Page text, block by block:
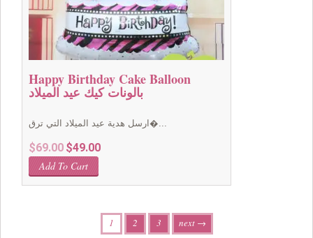
Happy Birthday Cake Balloon
بالونات كيك عيد الميلاد
ارسل هدية عيد الميلاد التي ترق�...
$69.00 Original
price
was:
$49.00Current
Add To Cart
1 2 3 next →